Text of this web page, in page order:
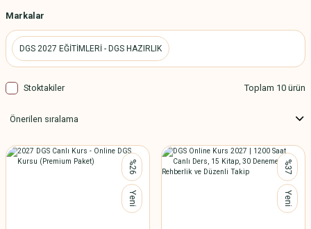
Markalar
DGS 2027 EĞİTİMLERİ - DGS HAZIRLIK
Stoktakiler Toplam 10 ürün
%26
Yeni
%37
Yeni
Paketleri
2027 YÖS Canlı Dersler